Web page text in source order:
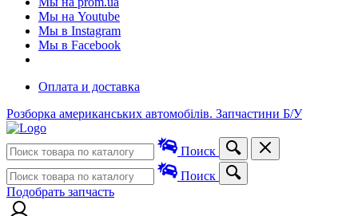
Мы на Youtube
Мы в Instagram
Мы в Facebook
Оплата и доставка
Розборка американських автомобілів. Запчастини Б/У
Поиск
Поиск
Подобрать запчасть